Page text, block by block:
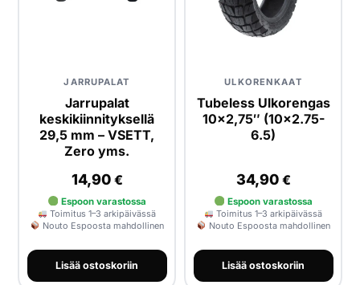
JARRUPALAT
Jarrupalat
keskikiinnityksellä
29,5 mm – VSETT,
Zero yms.
14,90 €
Espoon varastossa
Toimitus 1–3 arkipäivässä
Nouto Espoosta mahdollinen
Lisää ostoskoriin
ULKORENKAAT
Tubeless Ulkorengas
10x2,75″ (10×2.75-
6.5)
34,90 €
Espoon varastossa
Toimitus 1–3 arkipäivässä
Nouto Espoosta mahdollinen
Lisää ostoskoriin